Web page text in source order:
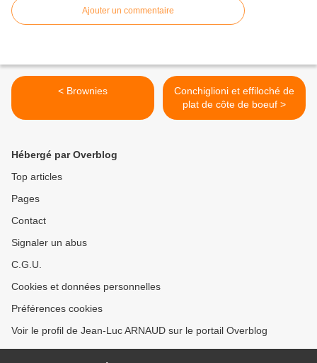
Ajouter un commentaire
< Brownies
Conchiglioni et effiloché de
plat de côte de boeuf >
Hébergé par Overblog
Top articles
Pages
Contact
Signaler un abus
C.G.U.
Cookies et données personnelles
Préférences cookies
Voir le profil de Jean-Luc ARNAUD sur le portail Overblog